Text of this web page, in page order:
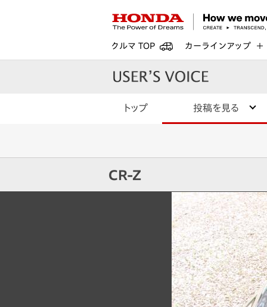
クルマ TOP カーラインアップ
トップ 投稿を見る
CR-Z